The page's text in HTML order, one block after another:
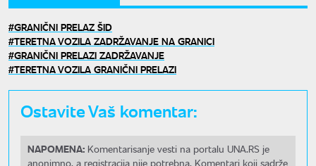
GRANIČNI PRELAZ ŠID
TERETNA VOZILA ZADRŽAVANJE NA GRANICI
GRANIČNI PRELAZI ZADRŽAVANJE
TERETNA VOZILA GRANIČNI PRELAZI
Ostavite Vaš komentar:
NAPOMENA: Komentarisanje vesti na portalu UNA.RS je
anonimno, a registracija nije potrebna. Komentari koji sadrže